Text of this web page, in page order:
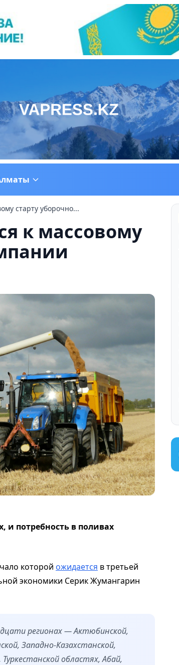
старту уборочно...
к массовому
и потребность в поливах
которой ожидается в третьей
экономики Серик Жумангарин
регионах — Актюбинской,
Западно-Казахстанской,
областях, Абай,